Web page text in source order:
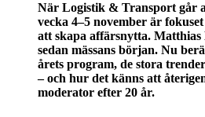
När Logistik & Transport går
vecka 4–5 november är
att skapa affärsnytta.
sedan mässans början. Nu
årets program, de stora
– och hur det känns att
moderator efter 20 år.